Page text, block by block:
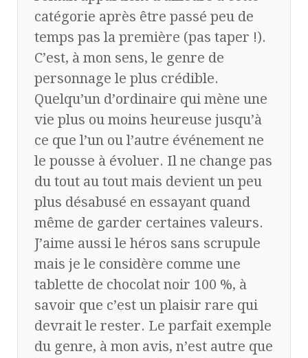
catégorie après être passé peu de
temps pas la première (pas taper !).
C’est, à mon sens, le genre de
personnage le plus crédible.
Quelqu’un d’ordinaire qui mène une
vie plus ou moins heureuse jusqu’à
ce que l’un ou l’autre événement ne
le pousse à évoluer. Il ne change pas
du tout au tout mais devient un peu
plus désabusé en essayant quand
même de garder certaines valeurs.
J’aime aussi le héros sans scrupule
mais je le considère comme une
tablette de chocolat noir 100 %, à
savoir que c’est un plaisir rare qui
devrait le rester. Le parfait exemple
du genre, à mon avis, n’est autre que